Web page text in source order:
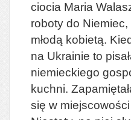
ciocia Maria
roboty do Niemiec,
młodą kobietą.
na Ukrainie to
niemieckiego
kuchni.
się w